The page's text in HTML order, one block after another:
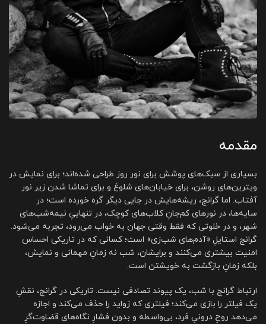
مقدمه
بسیاری از سبک‌های پوشش برای نور روز طراحی شده‌اند؛ برای نمایش در
ویترین‌های روشن، برای خیابان‌های شلوغ و برای تماشا شدن زیر نور
آفتاب. اما گرانج، ریشه‌هایش در جایی دیگر گره خورده است؛ در
سایه‌ها، در نورهای کم‌جانِ کلاب‌های کوچک، در تنهاییِ نیمه‌شب‌های
شهر، و در خلوتی که فقط وقتی جهان به خواب می‌رود، تجربه می‌شود.
گرانج استایلِ «آدم‌های شب‌زی» است؛ کسانی که در تاریکی احساس
امنیت بیشتری می‌کنند و برایشان، شب نه زمانِ مهمانی و نمایش،
بلکه زمانِ بازگشت به خویشتن است.
ارتباط گرانج با شب، یک پیوند تصادفی نیست. تاریکی در گرانج، نقشِ
یک فیلتر را بازی می‌کند؛ فیلتری که زواید را حذف می‌کند و اجازه
می‌دهد روحِ درونیِ فرد، بی‌واسطه و بدون فشارِ نگاه‌های قضاوت‌گرِ